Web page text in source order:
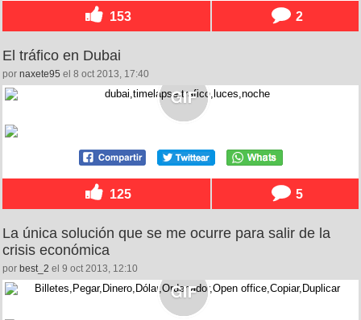
153 2
El tráfico en Dubai
por naxete95 el 8 oct 2013, 17:40
125 5
La única solución que se me ocurre para salir de la
crisis económica
por best_2 el 9 oct 2013, 12:10